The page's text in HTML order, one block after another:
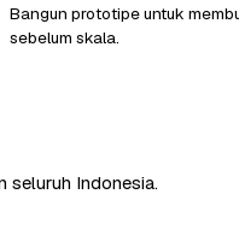
Bangun prototipe untuk
sebelum skala.
seluruh Indonesia.